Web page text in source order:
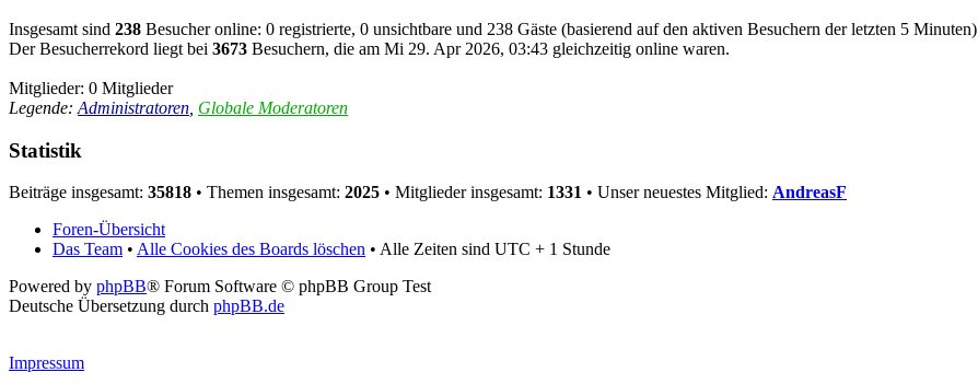
Insgesamt sind 238 Besucher online: 0 registrierte, 0 unsichtbare und 238 Gäste (basierend auf den aktiven Besuchern der letzten 5 Minuten)
Der Besucherrekord liegt bei 3673 Besuchern, die am Mi 29. Apr 2026, 03:43 gleichzeitig online waren.
Mitglieder: 0 Mitglieder
Legende: Administratoren Globale Moderatoren
Statistik
Beiträge insgesamt: 35818 • Themen insgesamt: 2025 • Mitglieder insgesamt: 1331 • Unser neuestes Mitglied: AndreasF
Foren-Übersicht
Das Team • Alle Cookies des Boards löschen • Alle Zeiten sind UTC + 1 Stunde
Powered by phpBB® Forum Software © phpBB Group Test
Deutsche Übersetzung durch phpBB.de
Impressum